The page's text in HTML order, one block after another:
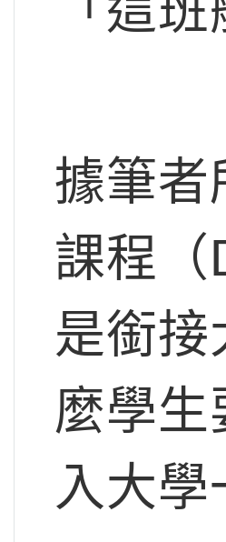
據筆者
課程（
是銜
麼學
入大